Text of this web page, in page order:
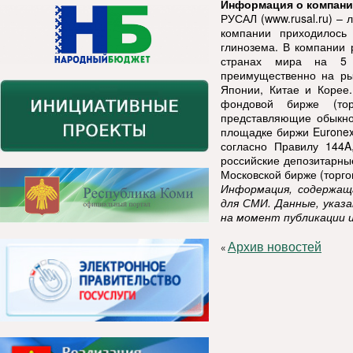
Информация о
РУСАЛ (www.rusal.ru) –
компании
глинозема. В компании
странах мира на 5
преимущественно на
Японии, Китае и
фондовой бирже
представляющие
площадке биржи
согласно Правилу
российские
Московской бирже
Информация,
для СМИ. Данные,
на момент публикации
«Архив новостей